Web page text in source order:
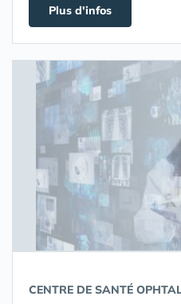
Plus d'infos
CENTRE DE SANTÉ